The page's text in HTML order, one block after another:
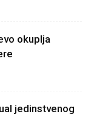
okuplja
jedinstvenog